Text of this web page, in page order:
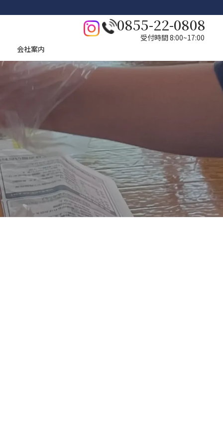
会社案内
0855-22-0808
受付時間 8:00~17:00